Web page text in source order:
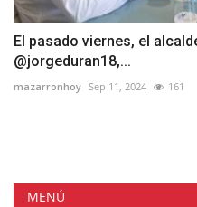
El pasado viernes, el
@jorgeduran18,...
mazarronhoy Sep 11, 2024 161
MENÚ